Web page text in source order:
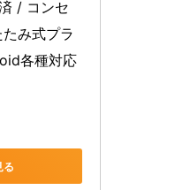
/ コンセ
み式プラ
各種対応
る